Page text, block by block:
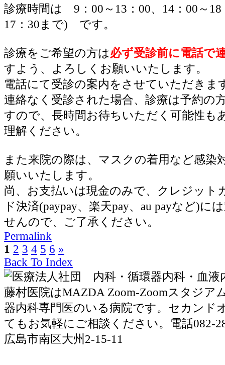
診療時間は 9：00～13：00、14：00～
17：30まで) です。
診療をご希望の方は必ず受診前に電話で
すよう、よろしくお願いいたします。
電話にて受診の案内をさせていただきま
連絡なく受診された場合、診療は予約の
すので、長時間お待ちいただく可能性も
理解ください。
また来院の際は、マスクの着用など感染
願いいたします。
尚、お支払いは現金のみで、クレジット
ド決済(paypay、楽天pay、au payなど)に
せんので、ご了承ください。
Permalink
1 2 3 4 5 6 »
Back To Index